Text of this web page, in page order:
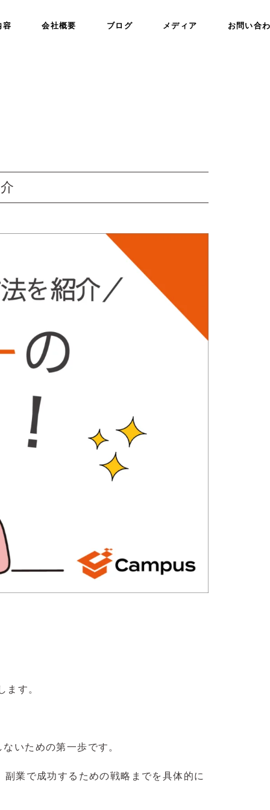
容 会社概要 ブログ メディア お問い合
ます。
いための第一歩です。
業で成功するための戦略までを具体的に